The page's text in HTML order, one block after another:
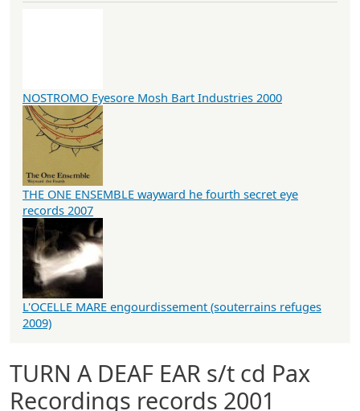
TURN A DEAF EAR s/t cd Pax
Recordings records 2001
NOSTROMO Eyesore Mosh Bart Industries 2000
THE ONE ENSEMBLE wayward he fourth secret eye
records 2007
L'OCELLE MARE engourdissement (souterrains refuges
2009)